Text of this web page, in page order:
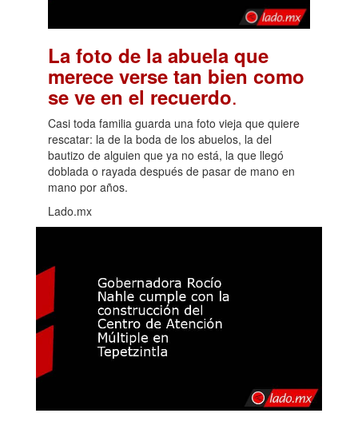
La foto de la abuela que
merece verse tan bien como
se ve en el recuerdo.
Casi toda familia guarda una foto vieja que quiere
rescatar: la de la boda de los abuelos, la del
bautizo de alguien que ya no está, la que llegó
doblada o rayada después de pasar de mano en
mano por años.
Lado.mx